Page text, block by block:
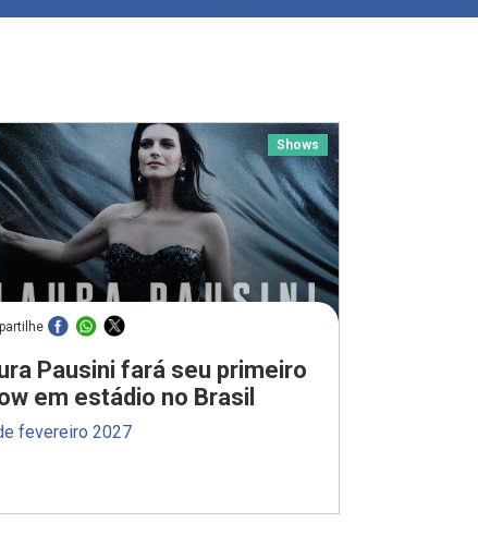
Shows
Pausini fará seu primeiro
em estádio no Brasil
fevereiro 2027